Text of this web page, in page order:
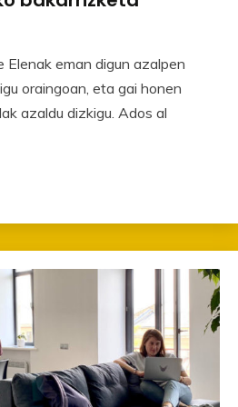
Elenak eman digun azalpen
oraingoan, eta gai honen
azaldu dizkigu. Ados al